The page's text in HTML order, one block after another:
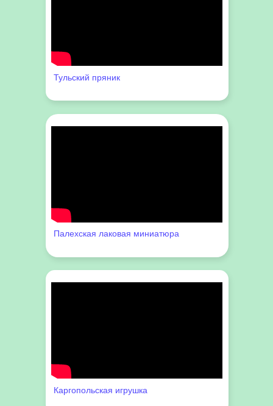
Тульский пряник
Палехская лаковая миниатюра
Каргопольская игрушка